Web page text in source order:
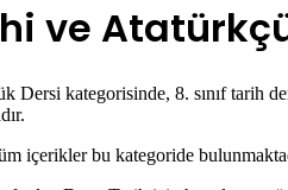
ve
kategorisinde, 8. sınıf tarih
içerikler bu kategoride